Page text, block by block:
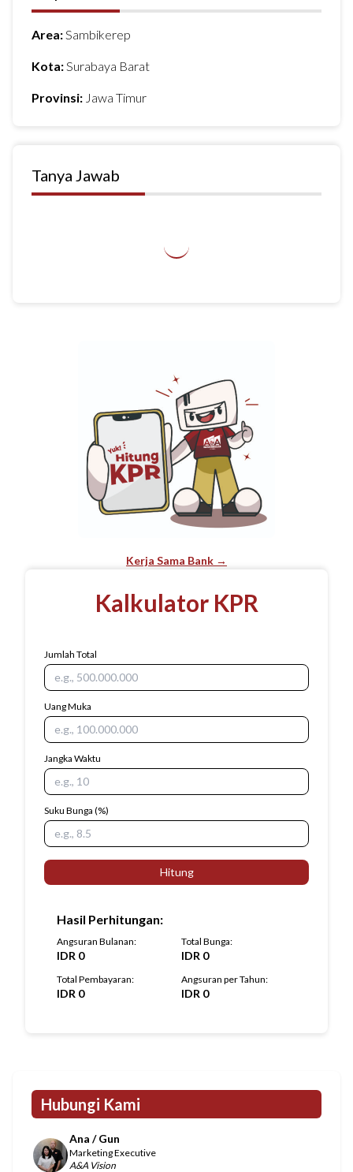
Kerja Sama Bank →
Kalkulator KPR
Jumlah Total
Uang Muka
Jangka Waktu
Suku Bunga (%)
Hitung
Hasil Perhitungan:
Angsuran Bulanan:
IDR 0
Total Bunga:
IDR 0
Total Pembayaran:
IDR 0
Angsuran per Tahun:
IDR 0
Area:Sambikerep
Kota:Surabaya Barat
Provinsi: Jawa Timur
Tanya Jawab
Hubungi Kami
Ana / Gun
Marketing Executive
A&A Vision